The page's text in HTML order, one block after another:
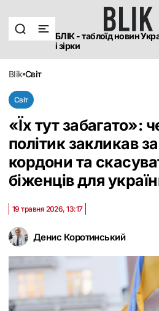
БЛІК - таблоїд новин
і зірки
blik світ
Світ
«Їх тут забагато»:
політик закликав
кордони та
біженців для
Денис Коротинський
19 травня 2026, 13:17